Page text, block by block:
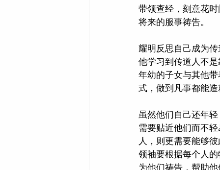
带领查经，刻意花
将来的服事祷告。
耀明反思自己成为
他学习到传道人不
年幼的子女与其他
式，做到凡事都能
虽然他们自己还年
需要贴近他们而不
人，则更需要能够
领袖要根据每个人
为他们祷告，帮助